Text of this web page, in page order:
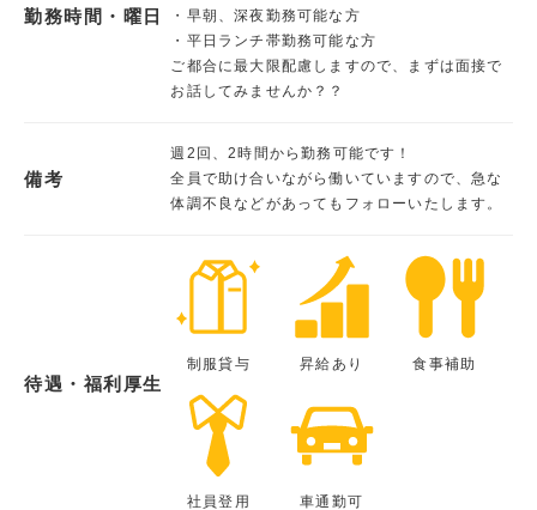
勤務時間・曜日
・早朝、深夜勤務可能な方
・平日ランチ帯勤務可能な方
ご都合に最大限配慮しますので、まずは面接で
お話してみませんか？？
備考
週2回、2時間から勤務可能です！
全員で助け合いながら働いていますので、急な
体調不良などがあってもフォローいたします。
待遇・福利厚生
制服貸与 昇給あり 食事補助
社員登用 車通勤可